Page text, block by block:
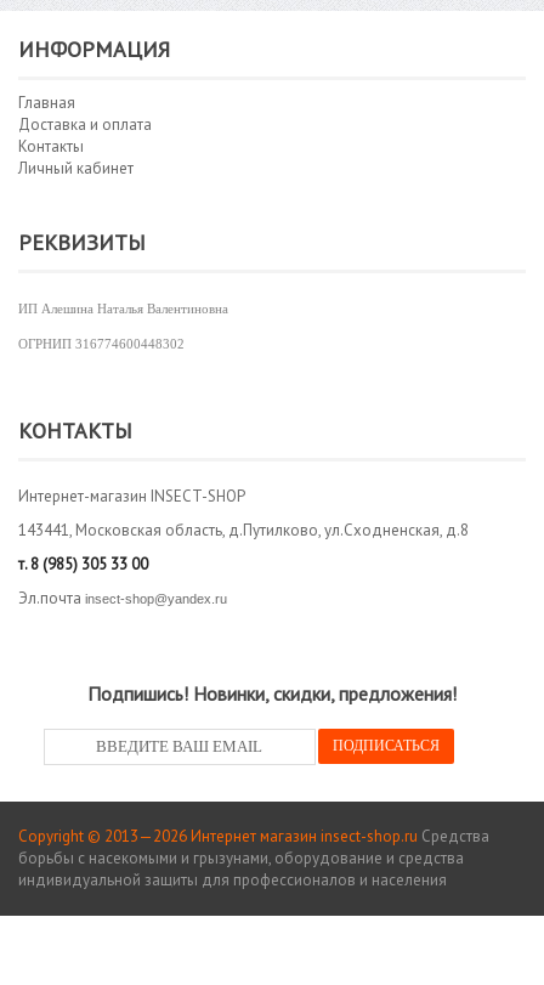
ИНФОРМАЦИЯ
Главная
Доставка и оплата
Контакты
Личный кабинет
РЕКВИЗИТЫ
ИП Алешина Наталья Валентиновна
ОГРНИП 316774600448302
КОНТАКТЫ
Интернет-магазин INSECT-SHOP
143441, Московская область, д.Путилково, ул.Сходненская, д.8
т.8 (985) 305 33 00
Эл.почта insect-shop@yandex.ru
Подпишись! Новинки, скидки, предложения!
Copyright © 2013—2026 Интернет магазин insect-shop.ru Средства
борьбы с насекомыми и грызунами, оборудование и средства
индивидуальной защиты для профессионалов и населения